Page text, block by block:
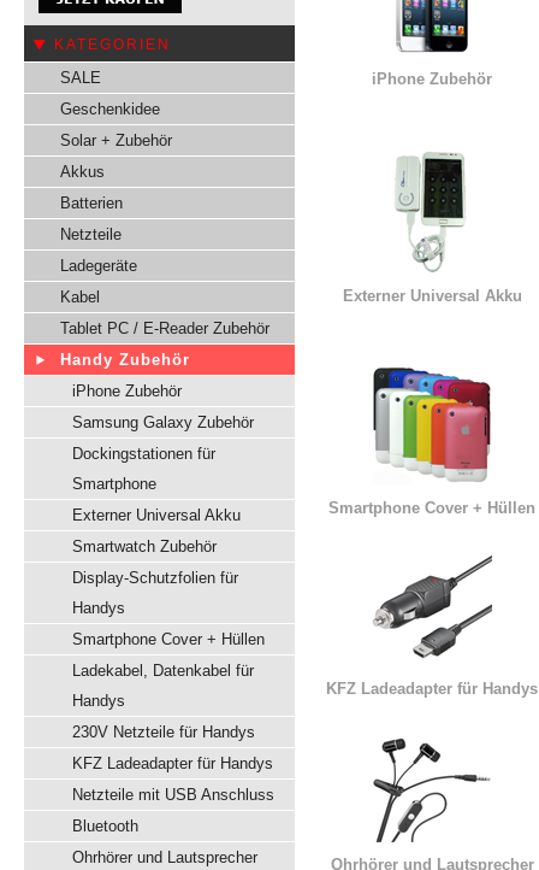
KATEGORIEN
SALE
Geschenkidee
Solar + Zubehör
Akkus
Batterien
Netzteile
Ladegeräte
Kabel
Tablet PC / E-Reader Zubehör
Handy Zubehör
iPhone Zubehör
Samsung Galaxy Zubehör
Dockingstationen für
Smartphone
Externer Universal Akku
Smartwatch Zubehör
Display-Schutzfolien für
Handys
Smartphone Cover + Hüllen
Ladekabel, Datenkabel für
Handys
230V Netzteile für Handys
KFZ Ladeadapter für Handys
Netzteile mit USB Anschluss
Bluetooth
Ohrhörer und Lautsprecher
iPhone Zubehör
Externer Universal Akku
Smartphone Cover + Hüllen
KFZ Ladeadapter für Handys
Ohrhörer und Lautsprecher